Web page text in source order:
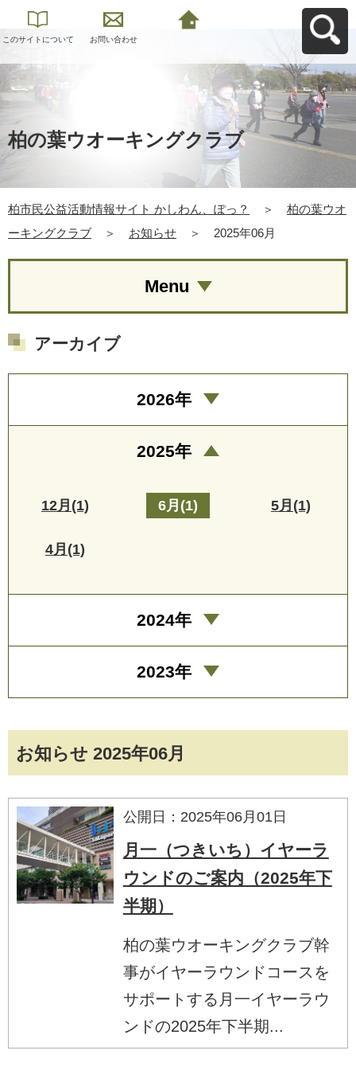
このサイトについて お問い合わせ
柏の葉ウオーキングクラブ
柏市民公益活動情報サイト かしわん、ぽっ？ ＞
柏の葉ウオ
ーキングクラブ
＞ お知らせ ＞ 2025年06月
お知らせ 2025年06月
公開日：2025年06月01日
月一（つきいち）イヤーラ
ウンドのご案内（2025年下
半期）
柏の葉ウオーキングクラブ幹
事がイヤーラウンドコースを
サポートする月一イヤーラウ
ンドの2025年下半期...
Menu
アーカイブ
2026年
2025年
12月(1) 6月(1) 5月(1)
4月(1)
2024年
2023年